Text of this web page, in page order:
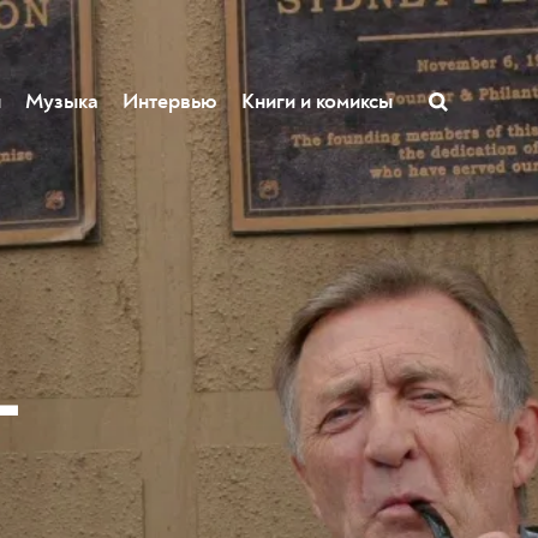
Музыка Интервью Книги и комиксы